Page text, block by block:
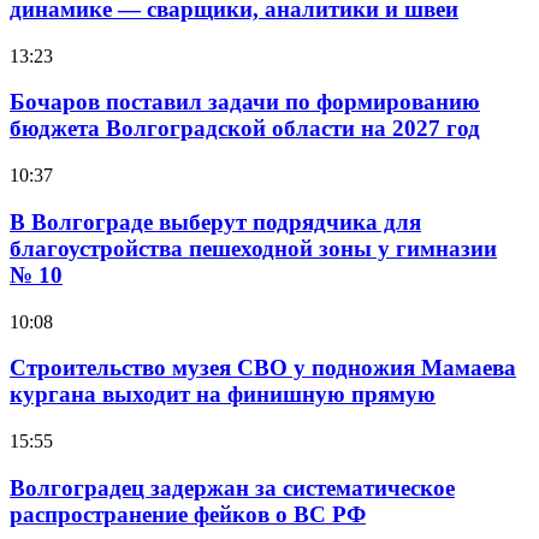
динамике — сварщики, аналитики и швеи
13:23
Бочаров поставил задачи по формированию
бюджета Волгоградской области на 2027 год
10:37
В Волгограде выберут подрядчика для
благоустройства пешеходной зоны у гимназии
№ 10
10:08
Строительство музея СВО у подножия Мамаева
кургана выходит на финишную прямую
15:55
Волгоградец задержан за систематическое
распространение фейков о ВС РФ